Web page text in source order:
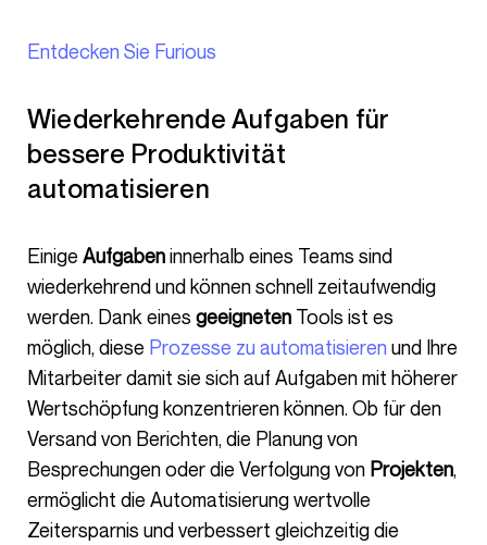
Entdecken Sie Furious
Wiederkehrende Aufgaben für
bessere Produktivität
automatisieren
Einige Aufgabeninnerhalb eines Teams sind
wiederkehrend und können schnell zeitaufwendig
werden. Dank eines geeigneten Tools ist es
möglich, diese Prozesse zu automatisieren und Ihre
Mitarbeiter damit sie sich auf Aufgaben mit höherer
Wertschöpfung konzentrieren können. Ob für den
Versand von Berichten, die Planung von
Besprechungen oder die Verfolgung von Projekten,
ermöglicht die Automatisierung wertvolle
Zeitersparnis und verbessert gleichzeitig die